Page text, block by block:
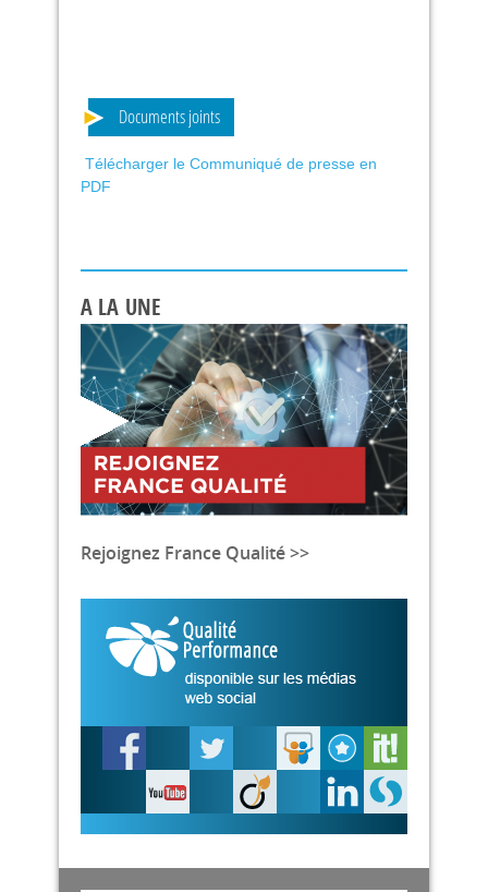
Documents joints
Télécharger le Communiqué de presse en
PDF
A LA UNE
Rejoignez France Qualité >>